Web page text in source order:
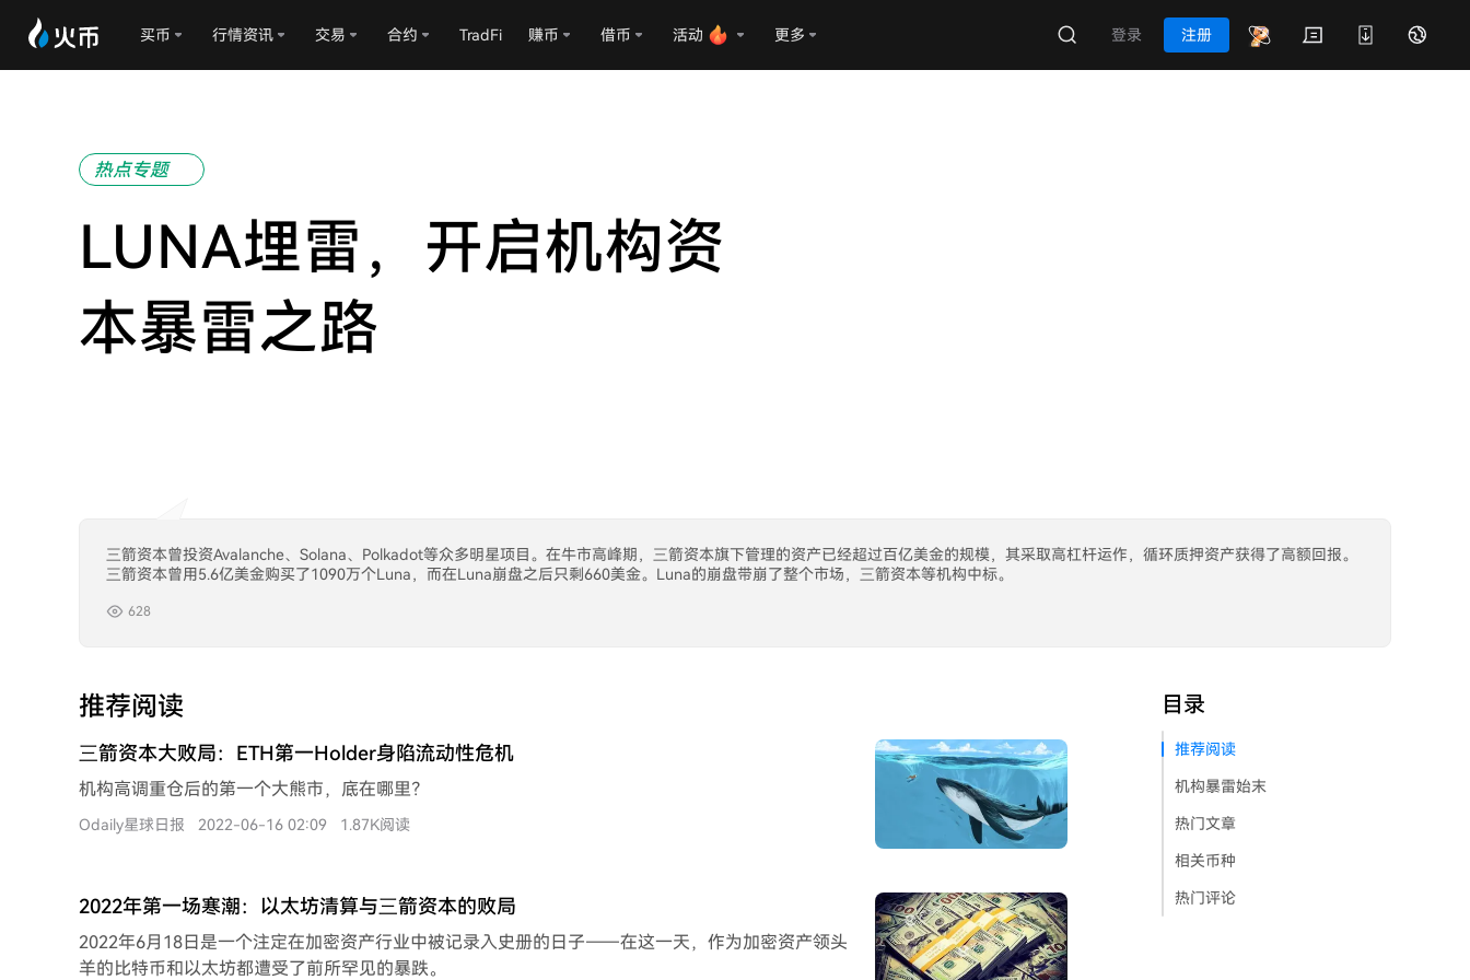
买币 行情资讯 交易 合约 TradFi 赚币 借币 活动 更多 登录 注册
热点专题
LUNA埋雷，开启机构资
本暴雷之路
三箭资本曾投资Avalanche、Solana、Polkadot等众多明星项目。在牛市高峰期，三箭资本旗下管理的资产已经超过百亿美金的规模，其采取高杠杆运作，循环质押资产获得了高额回报。
三箭资本曾用5.6亿美金购买了1090万个Luna，而在Luna崩盘之后只剩660美金。Luna的崩盘带崩了整个市场，三箭资本等机构中标。
628
目录
推荐阅读
机构暴雷始末
热门文章
相关币种
热门评论
推荐阅读
三箭资本大败局：ETH第一Holder身陷流动性危机
机构高调重仓后的第一个大熊市，底在哪里？
Odaily星球日报 2022-06-16 02:09 1.87K阅读
2022年第一场寒潮：以太坊清算与三箭资本的败局
2022年6月18日是一个注定在加密资产行业中被记录入史册的日子——在这一天，作为加密资产领头
羊的比特币和以太坊都遭受了前所罕见的暴跌。